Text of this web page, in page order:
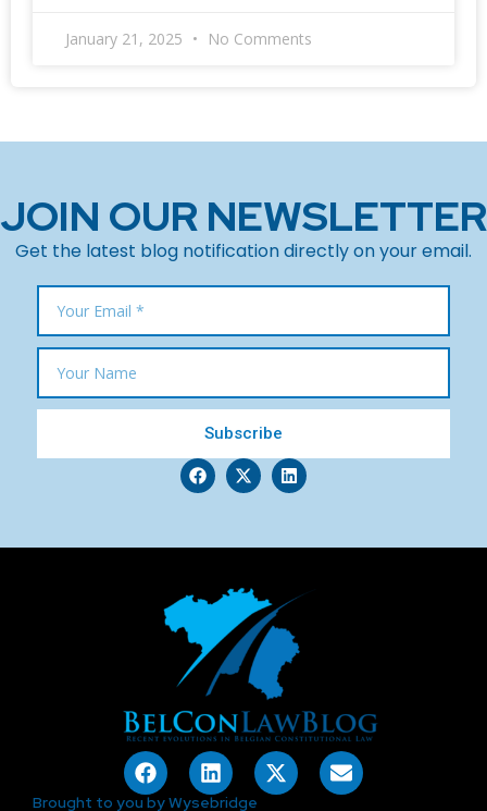
January 21, 2025 No Comments
JOIN OUR NEWSLETTER
Get the latest blog notification directly on your email.
Subscribe
Brought to you by Wysebridge